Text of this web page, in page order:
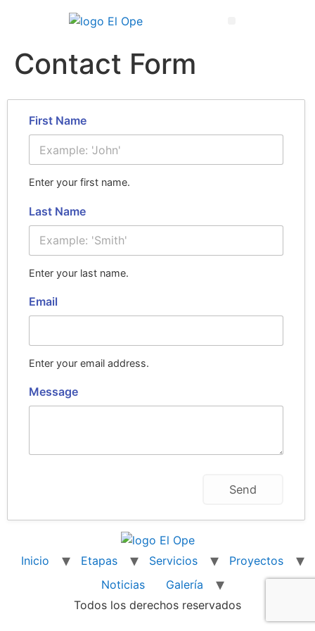
Contact Form
First Name
Enter your first name.
Last Name
Enter your last name.
Email
Enter your email address.
Message
Inicio Etapas Servicios
Proyectos
Noticias
Galería
Todos los derechos reservados